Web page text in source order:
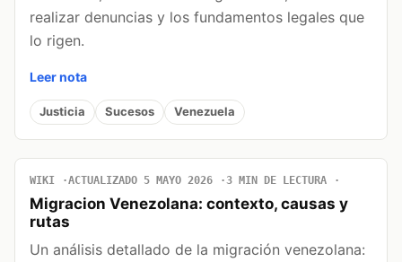
realizar denuncias y los fundamentos legales que
lo rigen.
Leer nota
Justicia Sucesos Venezuela
WIKI ACTUALIZADO 5 MAYO 2026 3 MIN DE LECTURA
Migracion Venezolana: contexto, causas y
rutas
Un análisis detallado de la migración venezolana: